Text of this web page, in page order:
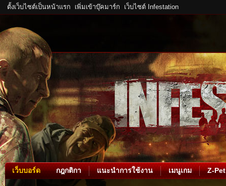
ตั้งเว็บไซต์เป็นหน้าแรก เพิ่มเข้าบุ๊คมาร์ก เว็บไซต์ Infestation
เว็บบอร์ด กฎกติกา แนะนำการใช้งาน เมนูเกม Z-Pet